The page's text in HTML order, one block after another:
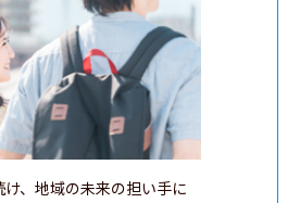
、地域の未来の担い手に